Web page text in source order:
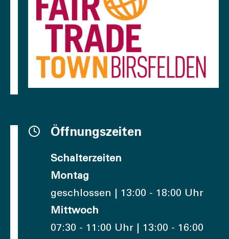
Öffnungszeiten
Schalterzeiten
Montag
geschlossen | 13:00 - 18:00 Uhr
Mittwoch
07:30 - 11:00 Uhr | 13:00 - 16:00